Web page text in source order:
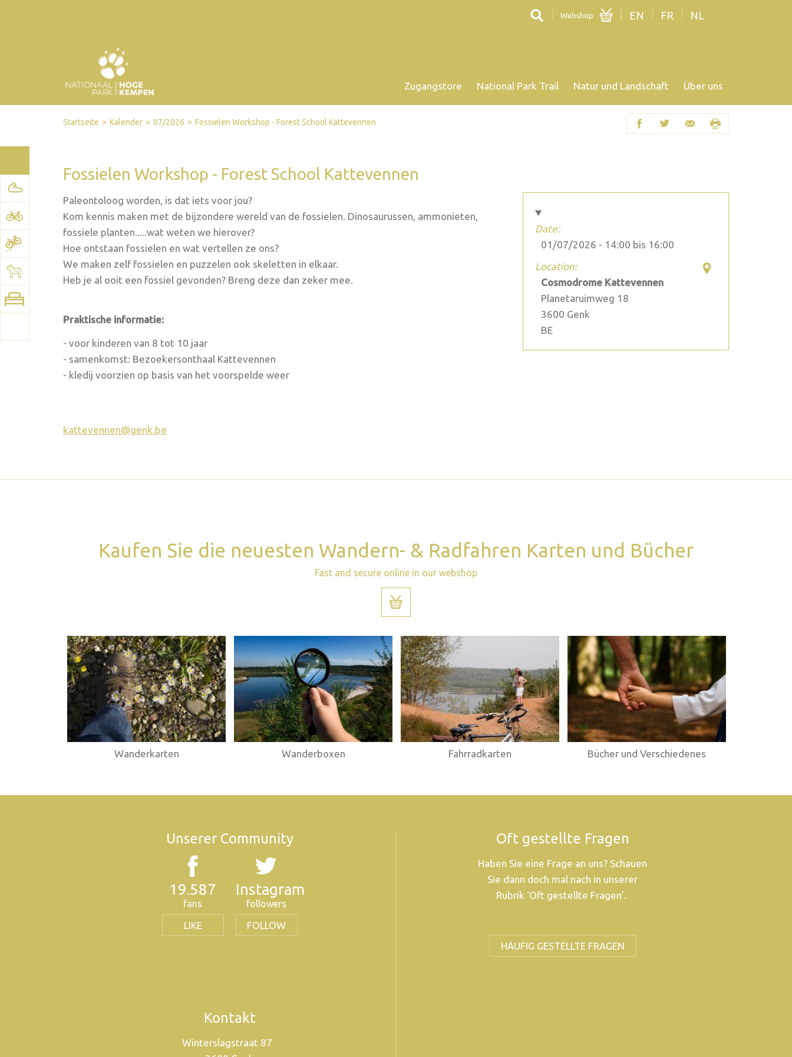
Webshop EN FR NL
Zugangstore National Park Trail Natur und Landschaft Über uns
Facebook
TwitterSend by email
Printer-friendly version
Startseite Kalender 07/2026 Fossielen Workshop - Forest School Kattevennen
Fossielen Workshop - Forest School Kattevennen
Date:
01/07/2026 - 14:00 bis 16:00
Location:
See map:
Google Maps
Cosmodrome Kattevennen
Planetaruimweg 18
3600 Genk
BE
Paleontoloog worden, is dat iets voor jou?
Kom kennis maken met de bijzondere wereld van de fossielen. Dinosaurussen, ammonieten,
fossiele planten.....wat weten we hierover?
Hoe ontstaan fossielen en wat vertellen ze ons?
We maken zelf fossielen en puzzelen ook skeletten in elkaar.
Heb je al ooit een fossiel gevonden? Breng deze dan zeker mee.
Praktische informatie:
- voor kinderen van 8 tot 10 jaar
- samenkomst: Bezoekersonthaal Kattevennen
- kledij voorzien op basis van het voorspelde weer
kattevennen@genk.be
Kaufen Sie die neuesten Wandern- & Radfahren Karten und Bücher
Fast and secure online in our webshop
Wanderkarten Wanderboxen Fahrradkarten Bücher und Verschiedenes
Unserer Community
19.587
fans
LIKE
Instagram
followers
FOLLOW
Oft gestellte Fragen
Haben Sie eine Frage an uns? Schauen
Sie dann doch mal nach in unserer
Rubrik ‘Oft gestellte Fragen’.
HÄUFIG GESTELLTE FRAGEN
Kontakt
Winterslagstraat 87